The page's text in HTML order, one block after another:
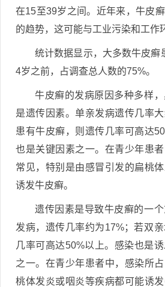
在15至39岁之间。近年来，牛皮
的趋势，这可能与工业污染和工作
统计数据显示，大多数牛皮癣
4岁之前，占调查总人数的75%。
牛皮癣的发病原因多种多样
是遗传因素。单亲发病遗传几率
患有牛皮癣，则遗传几率可高达
也是关键因素之一。在青少年患
常见，特别是由感冒引发的扁桃
诱发牛皮癣。
遗传因素是导致牛皮癣的一
发病，遗传几率约为17%；若双
几率可高达50%以上。感染也是
之一。在青少年患者中，感染所
桃体发炎或咽炎等疾病都可能诱